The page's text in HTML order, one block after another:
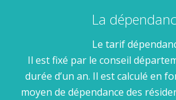
La
Le tarif
Il est fixé par le conseil
durée d’un an. Il est calculé en
moyen de dépendance des